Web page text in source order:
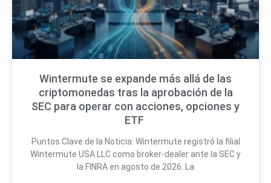
Wintermute se expande más allá de las
criptomonedas tras la aprobación de la
SEC para operar con acciones, opciones y
ETF
Puntos Clave de la Noticia: Wintermute registró la filial
Wintermute USA LLC como broker-dealer ante la SEC y
la FINRA en agosto de 2026. La